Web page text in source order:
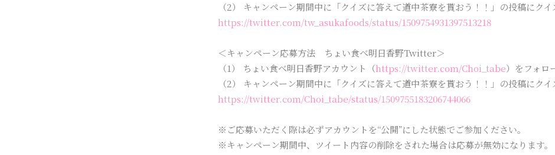
（2） キャンペーン期間中に「クイズに答えて道中茶寮を貰おう！！」の投稿にクイ
https://twitter.com/tw_asukafoods/status/1509754931397513218
＜キャンペーン応募方法 ちょい食べ明日香野Twitter＞
（1） ちょい食べ明日香野アカウント（https://twitter.com/Choi_tabe）をフォロ
（2） キャンペーン期間中に「クイズに答えて道中茶寮を貰おう！！」の投稿にクイ
https://twitter.com/Choi_tabe/status/1509755183206744066
※ご応募いただく際は必ずアカウントを“公開”にした状態でご参加ください。
※キャンペーン期間中、ツイート内容の削除をされた場合は応募が無効になります。